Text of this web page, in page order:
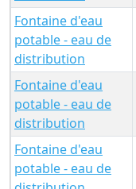
Fontaine d'eau
potable - eau de
distribution
Fontaine d'eau
potable - eau de
distribution
Fontaine d'eau
potable - eau de